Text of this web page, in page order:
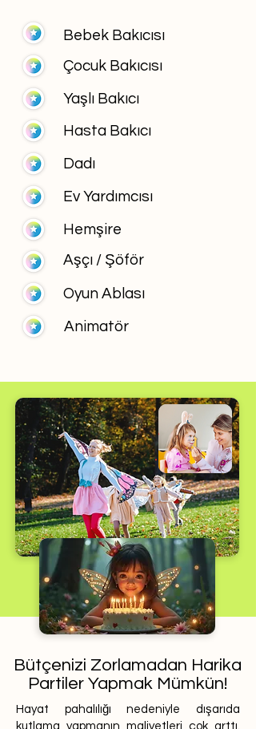
Bebek Bakıcısı
Çocuk Bakıcısı
Yaşlı Bakıcı
Hasta Bakıcı
Dadı
Ev Yardımcısı
Hemşire
Aşçı / Şöför
Oyun Ablası
Animatör
Bütçenizi Zorlamadan Harika
Partiler Yapmak Mümkün!
Hayat pahalılığı nedeniyle dışarıda
kutlama yapmanın maliyetleri çok arttı.